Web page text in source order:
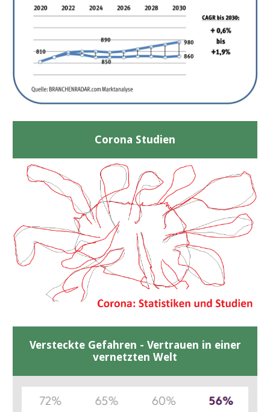
Corona Studien
Versteckte Gefahren - Vertrauen in einer
vernetzten Welt